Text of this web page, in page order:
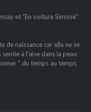
et "En voiture Simone"
de naissance car elle ne se
à l'aise dans la peau
" du temps au temps